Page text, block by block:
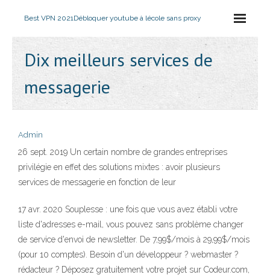
Best VPN 2021Débloquer youtube à lécole sans proxy
Dix meilleurs services de
messagerie
Admin
26 sept. 2019 Un certain nombre de grandes entreprises
privilégie en effet des solutions mixtes : avoir plusieurs
services de messagerie en fonction de leur
17 avr. 2020 Souplesse : une fois que vous avez établi votre
liste d'adresses e-mail, vous pouvez sans problème changer
de service d'envoi de newsletter. De 7,99$/mois à 29,99$/mois
(pour 10 comptes). Besoin d'un développeur ? webmaster ?
rédacteur ? Déposez gratuitement votre projet sur Codeur.com,